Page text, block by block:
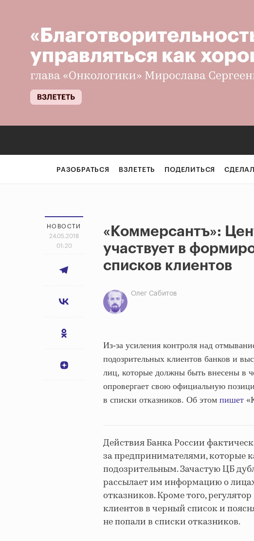
РАЗОБРАТЬСЯ ВЗЛЕТЕТЬ ПОДЕЛИТЬСЯ
НОВОСТИ
24.05.2018
01:20
«Коммерсантъ»:
участвует в
списков клиентов
Олег Сабитов
Из-за усиления контроля над
подозрительных клиентов банков и
лиц, которые должны быть внесены в
опровергает свою официальную
в списки отказников. Об этом пишет
Действия Банка России
за предпринимателями, которые
подозрительным. Зачастую ЦБ
рассылает им информацию о
отказников. Кроме того,
клиентов в черный список и
не попали в списки отказников.